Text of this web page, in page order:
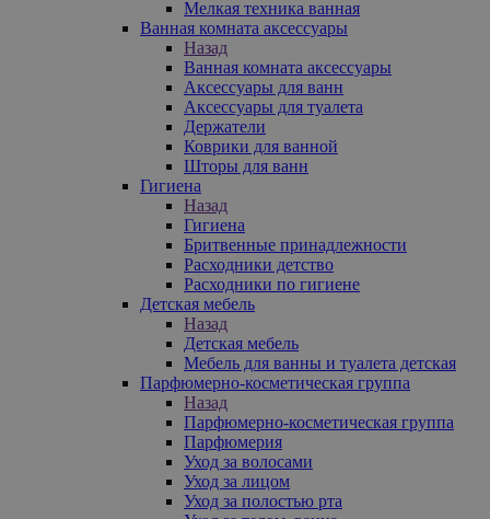
Мелкая техника ванная
Ванная комната аксессуары
Назад
Ванная комната аксессуары
Аксессуары для ванн
Аксессуары для туалета
Держатели
Коврики для ванной
Шторы для ванн
Гигиена
Назад
Гигиена
Бритвенные принадлежности
Расходники детство
Расходники по гигиене
Детская мебель
Назад
Детская мебель
Мебель для ванны и туалета детская
Парфюмерно-косметическая группа
Назад
Парфюмерно-косметическая группа
Парфюмерия
Уход за волосами
Уход за лицом
Уход за полостью рта